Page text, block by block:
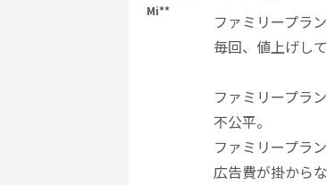
Mi**
ファミリープラ
毎回、値上げし
ファミリープラ
不公平。
ファミリープラ
広告費が掛から